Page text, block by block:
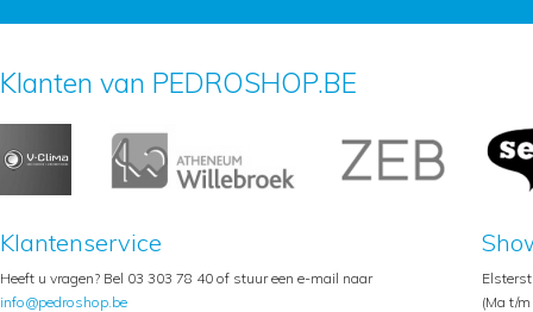
Klanten van PEDROSHOP.BE
Klantenservice
Heeft u vragen? Bel 03 303 78 40 of stuur een e-mail naar
info@pedroshop.be
(Ma t/